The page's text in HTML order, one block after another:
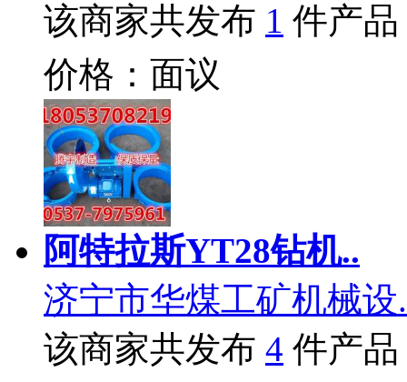
该商家共发布 1 件产品
价格：面议
阿特拉斯YT28钻机..
济宁市华煤工矿机械设
该商家共发布 4 件产品